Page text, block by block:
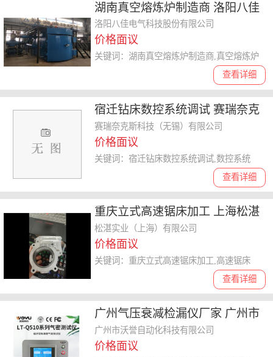
湖南真空熔炼炉制造商 洛阳八佳
电气科技股份供应
洛阳八佳电气科技股份有限公司
价格面议
查看详细
关键词：湖南真空熔炼炉制造商,真空熔炼炉
宿迁钻床数控系统调试 赛瑞奈克
斯科技供应
赛瑞奈克斯科技（无锡）有限公司
价格面议
查看详细
关键词：宿迁钻床数控系统调试,数控系统
重庆立式高速锯床加工 上海松湛
实业供应
松湛实业（上海）有限公司
价格面议
查看详细
关键词：重庆立式高速锯床加工,高速锯床
广州气压衰减检漏仪厂家 广州市
沃誉自动化科技供应
广州市沃誉自动化科技有限公司
价格面议